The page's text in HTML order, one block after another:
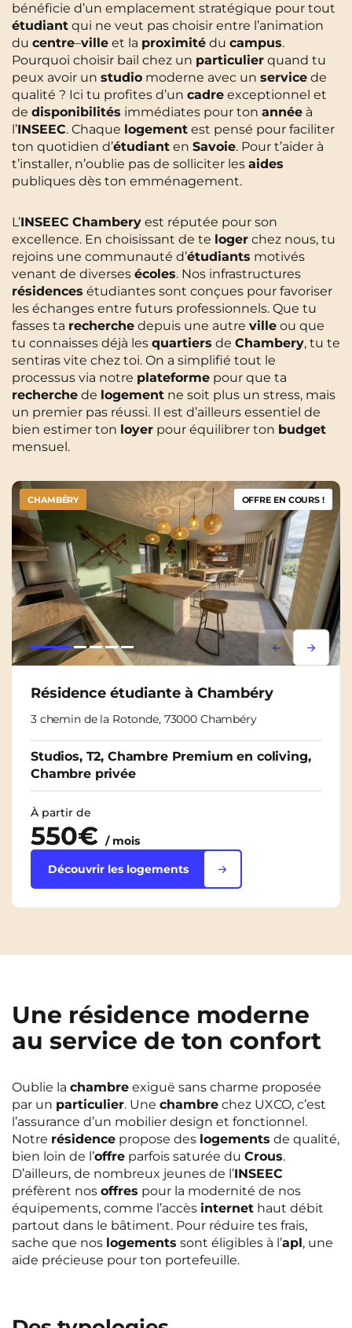
Voir toutes les villes
Valenciennes Vichy
Villejuif Villeneuve-d'Ascq
bénéficie d’un emplacement stratégique pour tout
étudiant qui ne veut pas choisir entre l’animation
du centre–ville et la proximité du campus.
Pourquoi choisir bail chez un particulier quand tu
peux avoir un studio moderne avec un service de
qualité ? Ici tu profites d’un cadre exceptionnel et
de disponibilités immédiates pour ton année à
l’INSEEC. Chaque logement est pensé pour faciliter
ton quotidien d’étudiant en Savoie. Pour t’aider à
t’installer, n’oublie pas de solliciter les aides
publiques dès ton emménagement.
L’INSEEC Chambery est réputée pour son
excellence. En choisissant de te loger chez nous, tu
rejoins une communauté d’étudiants motivés
venant de diverses écoles. Nos infrastructures
résidences étudiantes sont conçues pour favoriser
les échanges entre futurs professionnels. Que tu
fasses ta recherche depuis une autre ville ou que
tu connaisses déjà les quartiers de Chambery, tu te
sentiras vite chez toi. On a simplifié tout le
processus via notre plateforme pour que ta
recherche de logement ne soit plus un stress, mais
un premier pas réussi. Il est d’ailleurs essentiel de
bien estimer ton loyer pour équilibrer ton budget
mensuel.
Lorem ipsum
Lorem
CHAMBÉRY OFFRE EN COURS !
Résidence étudiante à Chambéry
3 chemin de la Rotonde, 73000 Chambéry
Studios, T2, Chambre Premium en coliving,
Chambre privée
À partir de
550€ / mois
Découvrir les logements
Une résidence moderne
au service de ton confort
Oublie la chambre exiguë sans charme proposée
par un particulier. Une chambre chez UXCO, c’est
l’assurance d’un mobilier design et fonctionnel.
Notre résidence propose des logements de qualité,
bien loin de l’offre parfois saturée du Crous.
D’ailleurs, de nombreux jeunes de l’INSEEC
préfèrent nos offres pour la modernité de nos
équipements, comme l’accès internet haut débit
partout dans le bâtiment. Pour réduire tes frais,
sache que nos logements sont éligibles à l’apl, une
aide précieuse pour ton portefeuille.